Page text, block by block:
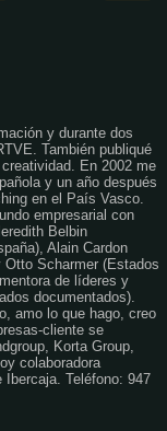
y durante dos
También publiqué
En 2002 me
y un año después
en el País Vasco.
empresarial con
Belbin
Alain Cardon
Scharmer (Estados
de líderes y
documentados).
amo lo que hago, creo
cliente se
Korta Group,
colaboradora
Ibercaja. Teléfono: 947